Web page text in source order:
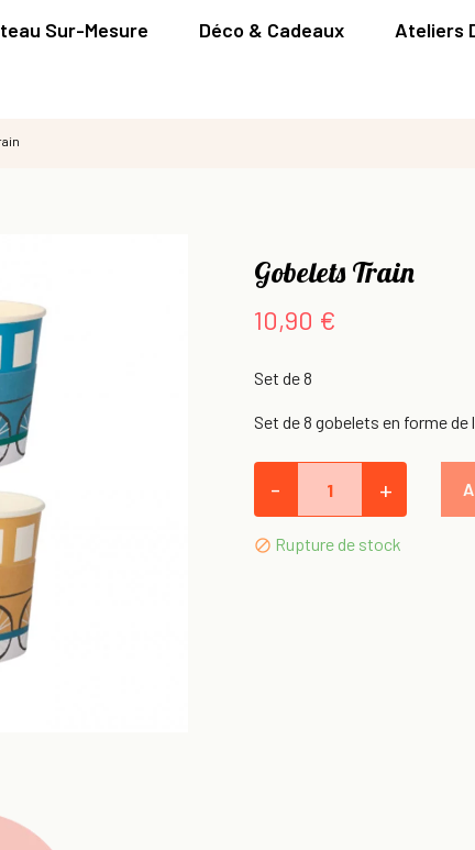
Sur-Mesure Déco & Cadeaux Ateliers
Gobelets Train
10,90 €
Set de 8
Set de 8 gobelets en forme
- +
 Rupture de stock